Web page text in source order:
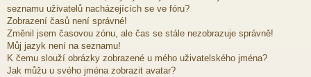
seznamu uživatelů nacházejících se ve fóru?
Zobrazení časů není správné!
Změnil jsem časovou zónu, ale čas se stále nezobrazuje správně!
Můj jazyk není na seznamu!
K čemu slouží obrázky zobrazené u mého uživatelského jména?
Jak můžu u svého jména zobrazit avatar?